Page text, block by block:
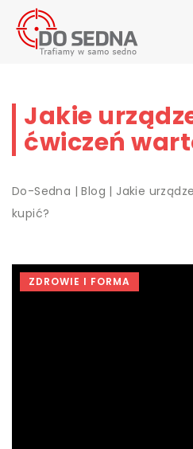
Jakie
ćwiczeń
Do-Sedna |Blog | Jakie
kupić?
ZDROWIE I FORMA